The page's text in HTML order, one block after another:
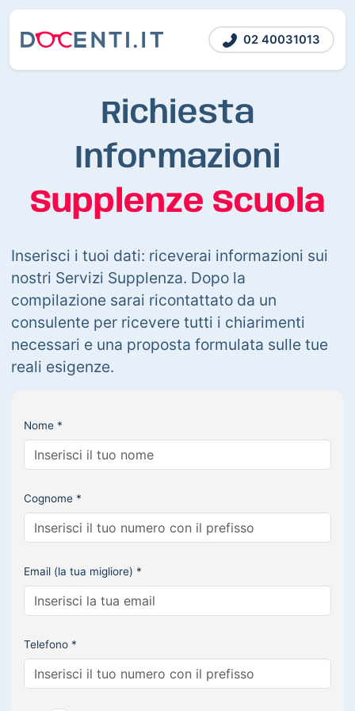
02 40031013
Richiesta
Informazioni
Supplenze Scuola
Inserisci i tuoi dati: riceverai informazioni sui
nostri Servizi Supplenza. Dopo la
compilazione sarai ricontattato da un
consulente per ricevere tutti i chiarimenti
necessari e una proposta formulata sulle tue
reali esigenze.
Nome *
Cognome *
Email (la tua migliore) *
Telefono *